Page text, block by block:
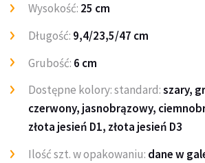
Wysokość: 25 cm
Długość: 9,4/23,5/47 cm
Grubość: 6 cm
Dostępne kolory: standard:szary,
czerwony, jasnobrązowy,
złota jesień D1, złota jesień D3
Ilość szt. w opakowaniu: dane w